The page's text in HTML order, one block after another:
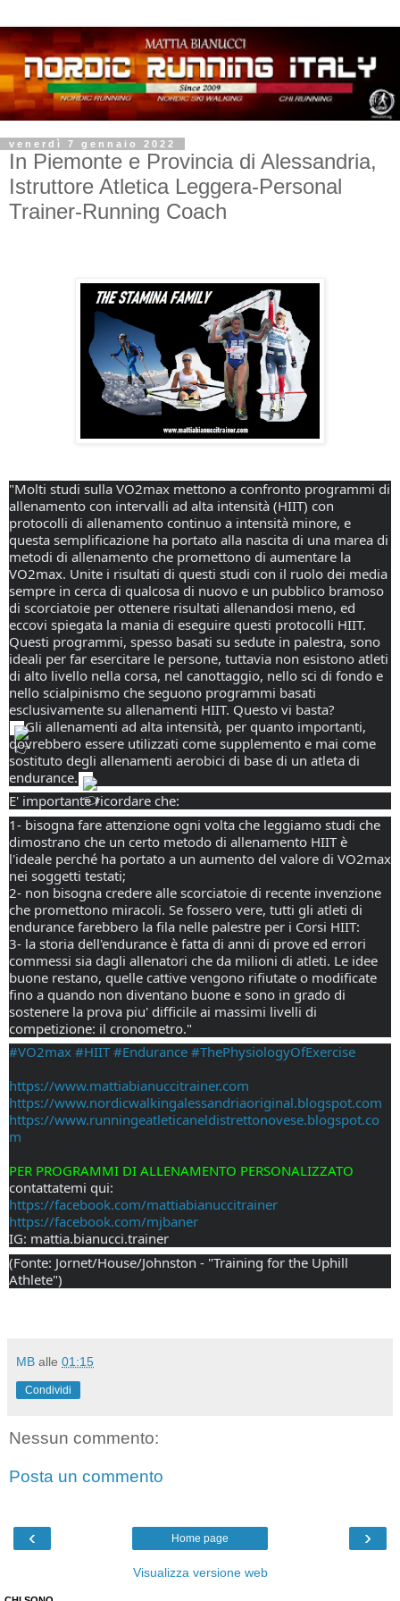
venerdì 7 gennaio 2022
In Piemonte e Provincia di Alessandria,
Istruttore Atletica Leggera-Personal
Trainer-Running Coach
"Molti studi sulla VO2max mettono a confronto programmi di
allenamento con intervalli ad alta intensità (HIIT) con
protocolli di allenamento continuo a intensità minore, e
questa semplificazione ha portato alla nascita di una marea di
metodi di allenamento che promettono di aumentare la
VO2max. Unite i risultati di questi studi con il ruolo dei media
sempre in cerca di qualcosa di nuovo e un pubblico bramoso
di scorciatoie per ottenere risultati allenandosi meno, ed
eccovi spiegata la mania di eseguire questi protocolli HIIT.
Questi programmi, spesso basati su sedute in palestra, sono
ideali per far esercitare le persone, tuttavia non esistono atleti
di alto livello nella corsa, nel canottaggio, nello sci di fondo e
nello scialpinismo che seguono programmi basati
esclusivamente su allenamenti HIIT. Questo vi basta?
Gli allenamenti ad alta intensità, per quanto importanti,
dovrebbero essere utilizzati come supplemento e mai come
sostituto degli allenamenti aerobici di base di un atleta di
endurance.
E' importante ricordare che:
1- bisogna fare attenzione ogni volta che leggiamo studi che
dimostrano che un certo metodo di allenamento HIIT è
l'ideale perché ha portato a un aumento del valore di VO2max
nei soggetti testati;
2- non bisogna credere alle scorciatoie di recente invenzione
che promettono miracoli. Se fossero vere, tutti gli atleti di
endurance farebbero la fila nelle palestre per i Corsi HIIT:
3- la storia dell'endurance è fatta di anni di prove ed errori
commessi sia dagli allenatori che da milioni di atleti. Le idee
buone restano, quelle cattive vengono rifiutate o modificate
fino a quando non diventano buone e sono in grado di
sostenere la prova piu' difficile ai massimi livelli di
competizione: il cronometro."
#VO2max #HIIT #Endurance #ThePhysiologyOfExercise
https://www.mattiabianuccitrainer.com
https://www.nordicwalkingalessandriaoriginal.blogspot.com
https://www.runningeatleticaneldistrettonovese.blogspot.co
m
PER PROGRAMMI DI ALLENAMENTO PERSONALIZZATO
contattatemi qui:
https://facebook.com/mattiabianuccitrainer
https://facebook.com/mjbaner
IG: mattia.bianucci.trainer
(Fonte: Jornet/House/Johnston - "Training for the Uphill
Athlete")
MB alle 01:15
Condividi
Nessun commento:
Posta un commento
‹ ›
Home page
Visualizza versione web